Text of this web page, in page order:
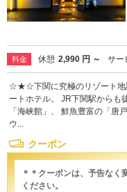
料金 休憩 2,990 円 ～ サー
☆★☆下関に究極のリゾート
ートホテル。 JR下関駅からも
「海峡館」、 鮮魚豊富の「
ウ...
クーポン
＊＊クーポンは、予告なく
ください。